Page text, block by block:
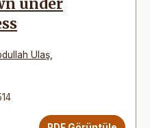
under
Ulaş